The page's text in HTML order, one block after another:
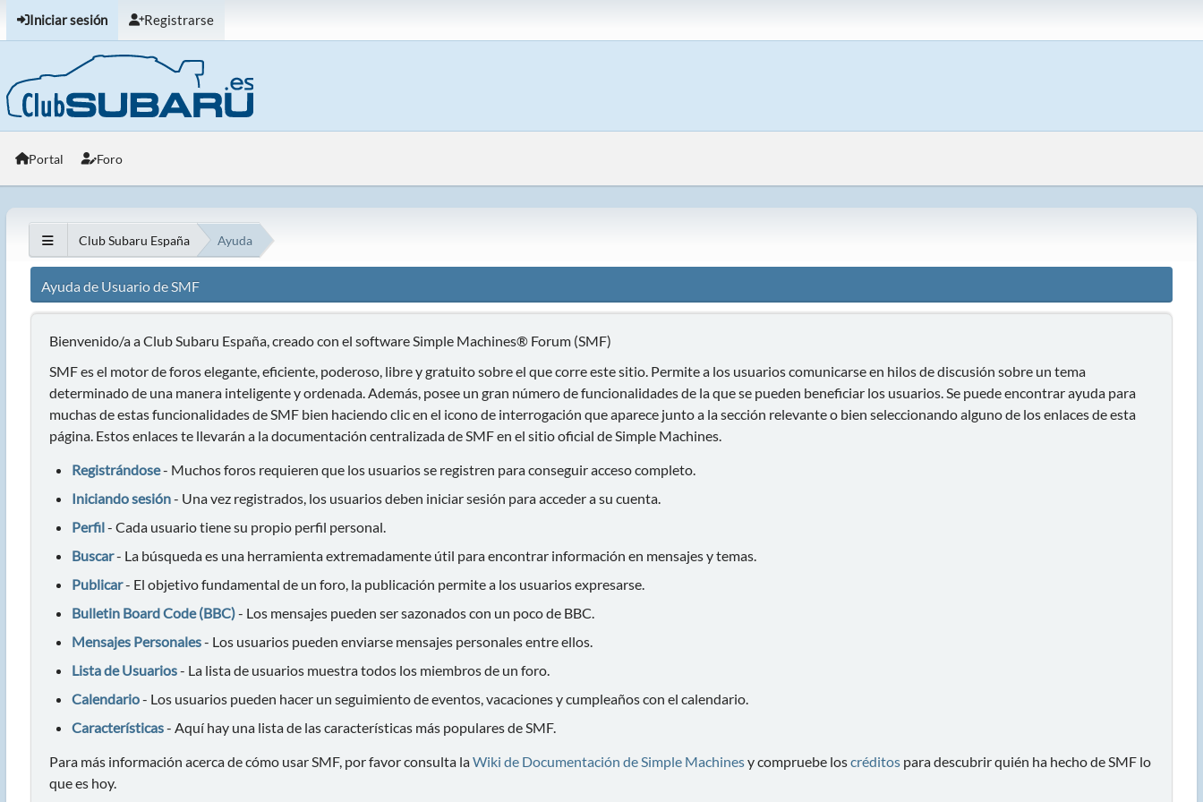
Iniciar sesión Registrarse
Portal Foro
Club Subaru España Ayuda
Ayuda de Usuario de SMF
Bienvenido/a a Club Subaru España, creado con el software Simple Machines® Forum (SMF)
SMF es el motor de foros elegante, eficiente, poderoso, libre y gratuito sobre el que corre este sitio. Permite a los usuarios comunicarse en hilos de discusión sobre un tema
determinado de una manera inteligente y ordenada. Además, posee un gran número de funcionalidades de la que se pueden beneficiar los usuarios. Se puede encontrar ayuda para
muchas de estas funcionalidades de SMF bien haciendo clic en el icono de interrogación que aparece junto a la sección relevante o bien seleccionando alguno de los enlaces de esta
página. Estos enlaces te llevarán a la documentación centralizada de SMF en el sitio oficial de Simple Machines.
Registrándose- Muchos foros requieren que los usuarios se registren para conseguir acceso completo.
Iniciando sesión- Una vez registrados, los usuarios deben iniciar sesión para acceder a su cuenta.
Perfil- Cada usuario tiene su propio perfil personal.
Buscar- La búsqueda es una herramienta extremadamente útil para encontrar información en mensajes y temas.
Publicar- El objetivo fundamental de un foro, la publicación permite a los usuarios expresarse.
Bulletin Board Code (BBC)- Los mensajes pueden ser sazonados con un poco de BBC.
Mensajes Personales- Los usuarios pueden enviarse mensajes personales entre ellos.
Lista de Usuarios- La lista de usuarios muestra todos los miembros de un foro.
Calendario- Los usuarios pueden hacer un seguimiento de eventos, vacaciones y cumpleaños con el calendario.
Características- Aquí hay una lista de las características más populares de SMF.
Para más información acerca de cómo usar SMF, por favor consulta laWiki de Documentación de Simple Machinesy compruebe loscréditospara descubrir quién ha hecho de SMF lo
que es hoy.